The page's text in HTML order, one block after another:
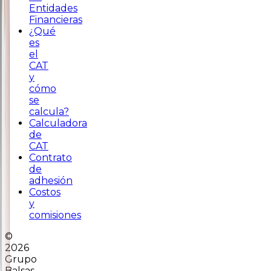
Entidades
Financieras
¿Qué
es
el
CAT
y
cómo
se
calcula?
Calculadora
de
CAT
Contrato
de
adhesión
Costos
y
comisiones
©
2026
Grupo